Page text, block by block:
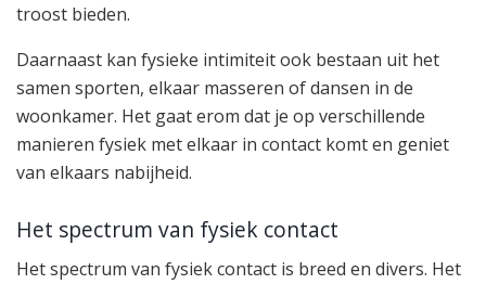
troost bieden.
Daarnaast kan fysieke intimiteit ook bestaan uit het
samen sporten, elkaar masseren of dansen in de
woonkamer. Het gaat erom dat je op verschillende
manieren fysiek met elkaar in contact komt en geniet
van elkaars nabijheid.
Het spectrum van fysiek contact
Het spectrum van fysiek contact is breed en divers. Het